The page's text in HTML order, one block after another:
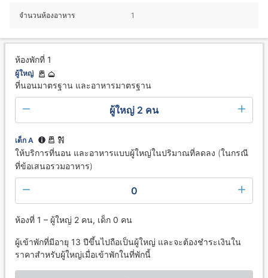
จำนวนห้องอาหาร 1
ห้องพักที่ 1
ผู้ใหญ่
ที่นอนมาตรฐาน และอาหารมาตรฐาน
ผู้ใหญ่ 2 คน
เด็ก A
ให้บริการที่นอน และอาหารแบบผู้ใหญ่ในปริมาณที่ลดลง (ในกรณี
ที่ข้อเสนอรวมอาหาร)
0
ห้องที่ 1 – ผู้ใหญ่ 2 คน, เด็ก 0 คน
ผู้เข้าพักที่มีอายุ 13 ปีขึ้นไปถือเป็นผู้ใหญ่ และจะต้องชำระเงินใน
ราคาสำหรับผู้ใหญ่เมื่อเข้าพักในที่พักนี้